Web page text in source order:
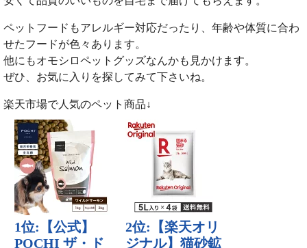
ペットフードもアレルギー対応だったり、年齢や体質に合わ
せたフードが色々あります。
他にもオモシロペットグッズなんかも見かけます。
ぜひ、お気に入りを探してみて下さいね。
楽天市場で人気のペット商品↓